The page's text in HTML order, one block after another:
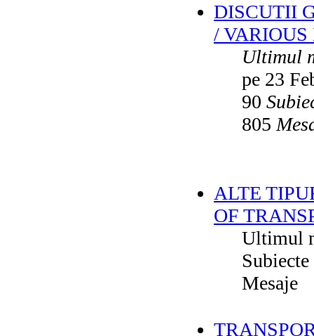
DISCUTII
/ VARIOUS
Ultimul
pe 23
90
805
ALTE
OF
Ultimul
Subiecte
Mesaje